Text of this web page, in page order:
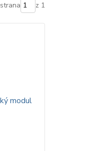
strana z 1